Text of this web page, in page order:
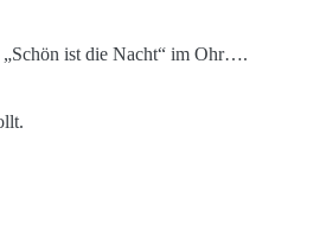
ist die Nacht“ im Ohr….